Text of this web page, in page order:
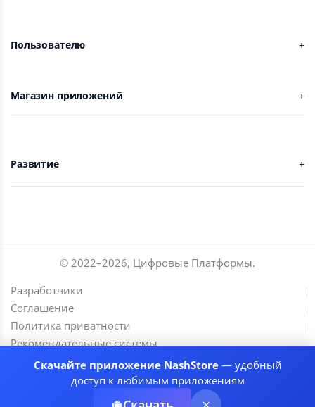
Пользователю
Магазин приложений
Развитие
© 2022–2026, Цифровые Платформы.
Разработчики
Соглашение
Политика приватности
Рекомендательные системы
Скачайте приложение NashStore— удобный
доступ к любимым приложениям